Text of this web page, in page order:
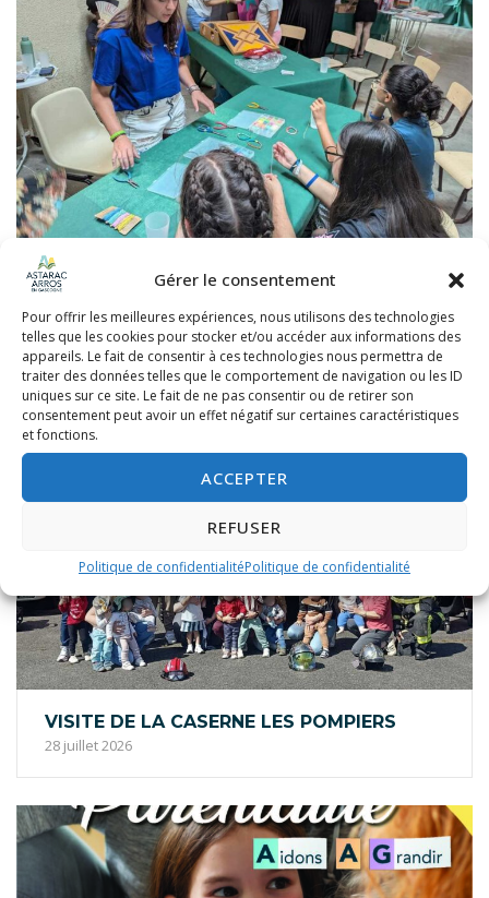
Gérer le consentement
Pour offrir les meilleures expériences, nous utilisons des technologies
telles que les cookies pour stocker et/ou accéder aux informations des
appareils. Le fait de consentir à ces technologies nous permettra de
traiter des données telles que le comportement de navigation ou les ID
uniques sur ce site. Le fait de ne pas consentir ou de retirer son
consentement peut avoir un effet négatif sur certaines caractéristiques
et fonctions.
ACCEPTER
REFUSER
Politique de confidentialitéPolitique de confidentialité
FEST’ADOS : UNE PREMIÈRE ÉDITION
29 juillet 2026
VISITE DE LA CASERNE LES POMPIERS
28 juillet 2026